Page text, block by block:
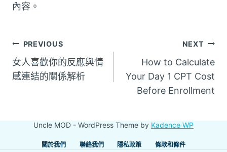
內容。
文
章
PREVIOUS
女人喜歡你的反應與情
感連結的關係解析
NEXT
How to Calculate
Your Day 1 CPT Cost
Before Enrollment
Uncle MOD - WordPress Theme by Kadence WP
關於我們 聯絡我們 隱私政策 條款和條件